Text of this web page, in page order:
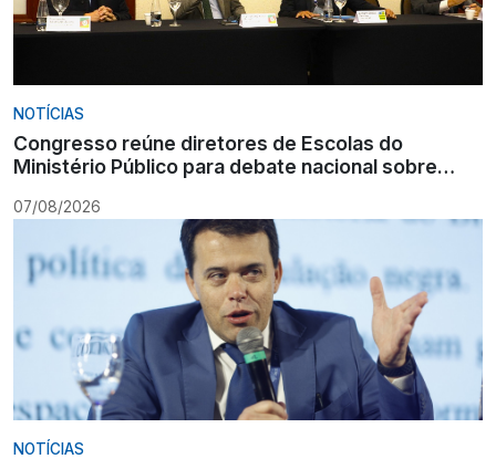
NOTÍCIAS
Congresso reúne diretores de Escolas do
Ministério Público para debate nacional sobre
07/08/2026
NOTÍCIAS